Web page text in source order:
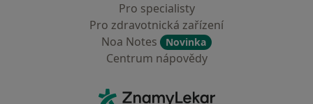
Pro specialisty
Pro zdravotnická zařízení
Noa Notes
Novinka
Centrum nápovědy
ZnamyLekar - Hlavní stránka